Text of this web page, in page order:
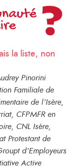
la liste, non
Pinorini
Familiale de
de l’Isère,
CFPMFR en
CNL Isère,
Protestant de
d’Employeurs
Active